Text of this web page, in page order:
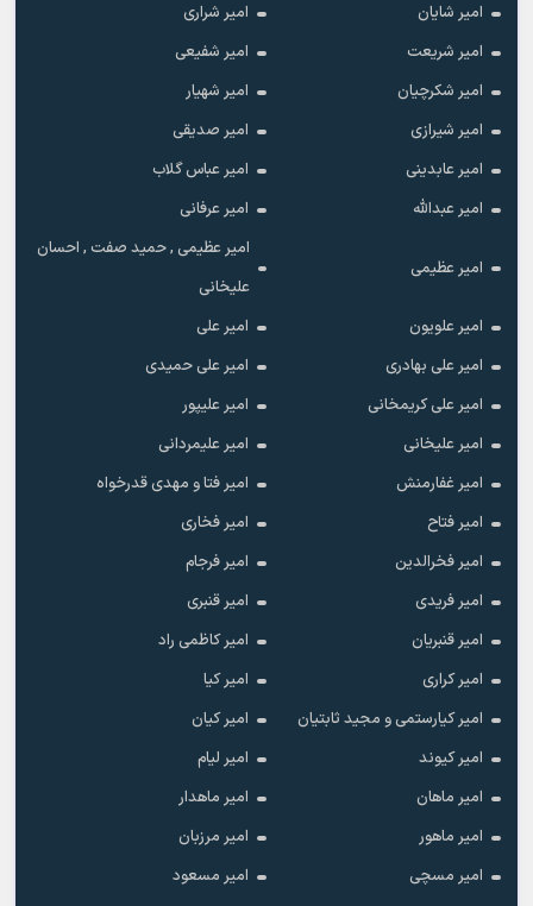
امیر شایان
امیر شراری
امیر شریعت
امیر شفیعی
امیر شکرچیان
امیر شهیار
امیر شیرازی
امیر صدیقی
امیر عابدینی
امیر عباس گلاب
امیر عبدالله
امیر عرفانی
امیر عظیمی
امیر عظیمی , حمید صفت , احسان
علیخانی
امیر علویون
امیر علی
امیر علی بهادری
امیر علی حمیدی
امیر علی کریمخانی
امیر علیپور
امیر علیخانی
امیر علیمردانی
امیر غفارمنش
امیر فتا و مهدی قدرخواه
امیر فتاح
امیر فخاری
امیر فخرالدین
امیر فرجام
امیر فریدی
امیر قنبری
امیر قنبریان
امیر کاظمی راد
امیر کراری
امیر کیا
امیر کیارستمی و مجید ثابتیان
امیر کیان
امیر کیوند
امیر لیام
امیر ماهان
امیر ماهدار
امیر ماهور
امیر مرزبان
امیر مسچی
امیر مسعود